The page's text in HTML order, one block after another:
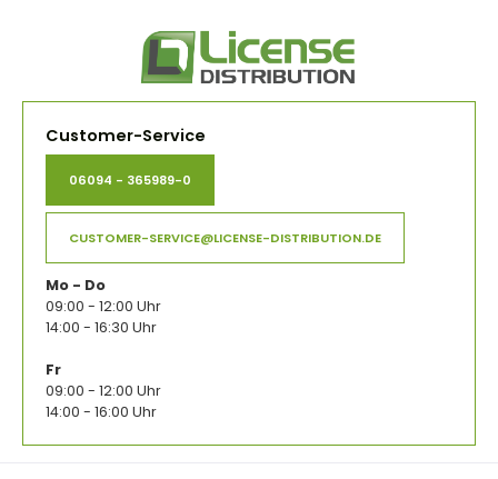
Customer-Service
06094 - 365989-0
CUSTOMER-SERVICE@LICENSE-DISTRIBUTION.DE
Mo - Do
09:00 - 12:00 Uhr
14:00 - 16:30 Uhr
Fr
09:00 - 12:00 Uhr
14:00 - 16:00 Uhr